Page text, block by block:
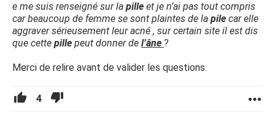
e me suis renseigné sur la pille et je n’ai pas tout compris
car beaucoup de femme se sont plaintes de la pile car elle
aggraver sérieusement leur acné , sur certain site il est dis
que cette pille peut donner de l’âne ?
Merci de relire avant de valider les questions.
4